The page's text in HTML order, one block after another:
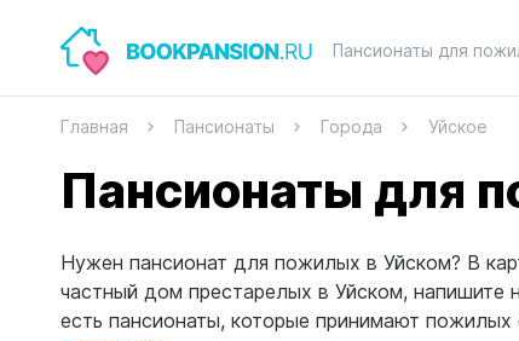
Пансионаты для
Главная Пансионаты Города Уйское
Пансионаты для
Нужен пансионат для пожилых в Уйском? В
частный дом престарелых в Уйском,
есть пансионаты, которые принимают